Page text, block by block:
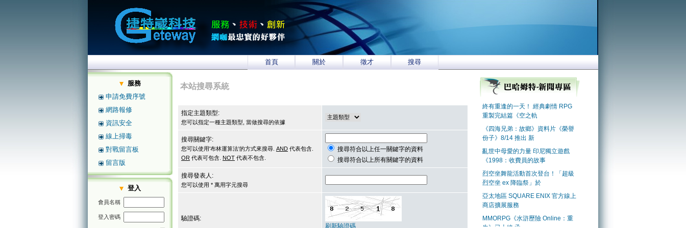
首頁 關於 徵才 搜尋
服務
申請免費序號
網路報修
資訊安全
線上掃毒
對戰留言板
留言版
登入
會員名稱
登入密碼
本站搜尋系統
指定主題類型:
您可以指定一種主題類型, 當做搜尋的依據
搜尋關鍵字:
您可以使用'布林運算法'的方式來搜尋. AND 代表包含.
OR 代表可包含. NOT 代表不包含.
搜尋符合以上任一關鍵字的資料
搜尋符合以上所有關鍵字的資料
搜尋發表人:
您可以使用 * 萬用字元搜尋
驗證碼:
刷新驗證碼